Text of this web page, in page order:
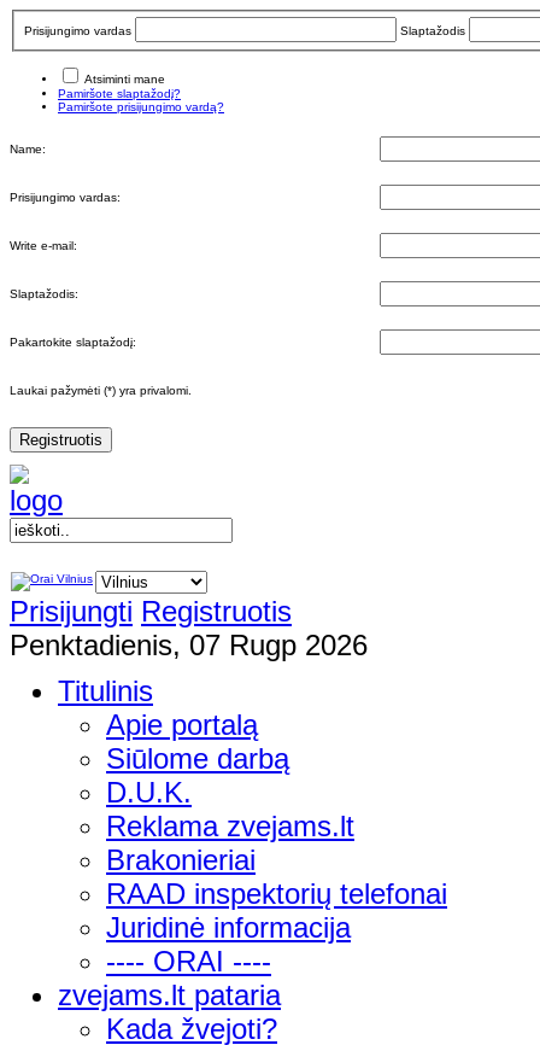
Prisijungimo vardas Slaptažodis
Atsiminti mane
Pamiršote slaptažodį?
Pamiršote prisijungimo vardą?
Name:
Prisijungimo vardas:
Write e-mail:
Slaptažodis:
Pakartokite slaptažodį:
Laukai pažymėti (*) yra privalomi.
Registruotis
Prisijungti Registruotis
Penktadienis, 07 Rugp 2026
Titulinis
Apie portalą
Siūlome darbą
D.U.K.
Reklama zvejams.lt
Brakonieriai
RAAD inspektorių telefonai
Juridinė informacija
---- ORAI ----
zvejams.lt pataria
Kada žvejoti?